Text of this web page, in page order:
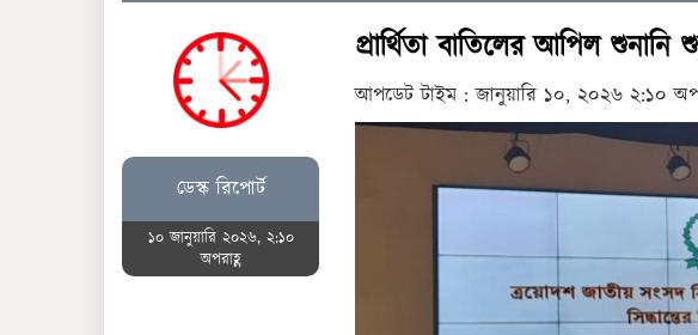
ডেস্ক রিপোর্ট
১০ জানুয়ারি ২০২৬, ২:১০
অপরাহ্ণ
প্রার্থিতা বাতিলের আপিল
আপডেট টাইম : জানুয়ারি ১০, ২০২৬ ২:১০